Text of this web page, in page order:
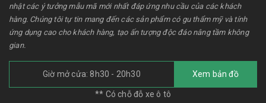
nhật các ý tưởng mẫu mã mới nhất đáp ứng nhu cầu của các khách
hàng. Chúng tôi tự tin mang đến các sản phẩm có gu thẩm mỹ và tính
ứng dụng cao cho khách hàng, tạo ấn tượng độc đáo nâng tầm không
gian.
Giờ mở cửa: 8h30 - 20h30 Xem bản đồ
** Có chỗ đỗ xe ô tô